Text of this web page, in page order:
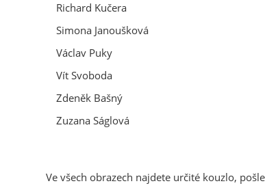
Richard Kučera
Simona Janoušková
Václav Puky
Vít Svoboda
Zdeněk Bašný
Zuzana Ságlová
Ve všech obrazech najdete určité kouzlo,